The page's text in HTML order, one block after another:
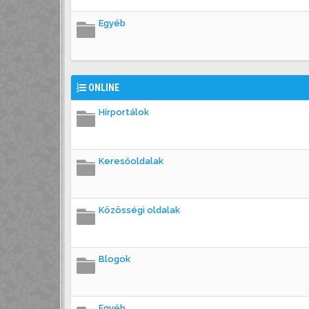
Egyéb
ONLINE
Hírportálok
Keresőoldalak
Közösségi oldalak
Blogok